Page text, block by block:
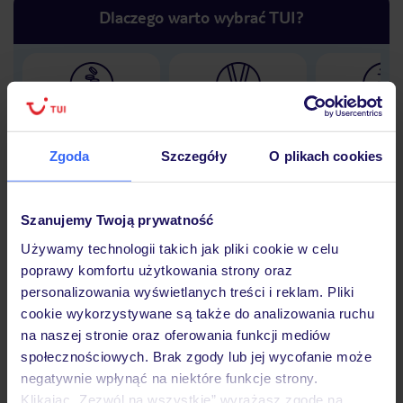
Zgoda Szczegóły O plikach cookies
Szanujemy Twoją prywatność
Używamy technologii takich jak pliki cookie w celu
poprawy komfortu użytkowania strony oraz
personalizowania wyświetlanych treści i reklam. Pliki
cookie wykorzystywane są także do analizowania ruchu
na naszej stronie oraz oferowania funkcji mediów
społecznościowych. Brak zgody lub jej wycofanie może
negatywnie wpłynąć na niektóre funkcje strony.
Klikając „Zezwól na wszystkie” wyrażasz zgodę na
Dlaczego warto wybrać TUI?
Lider niskich cen
podróży w Polsce
30 lat w
Hotel
Opinie
Pokoje